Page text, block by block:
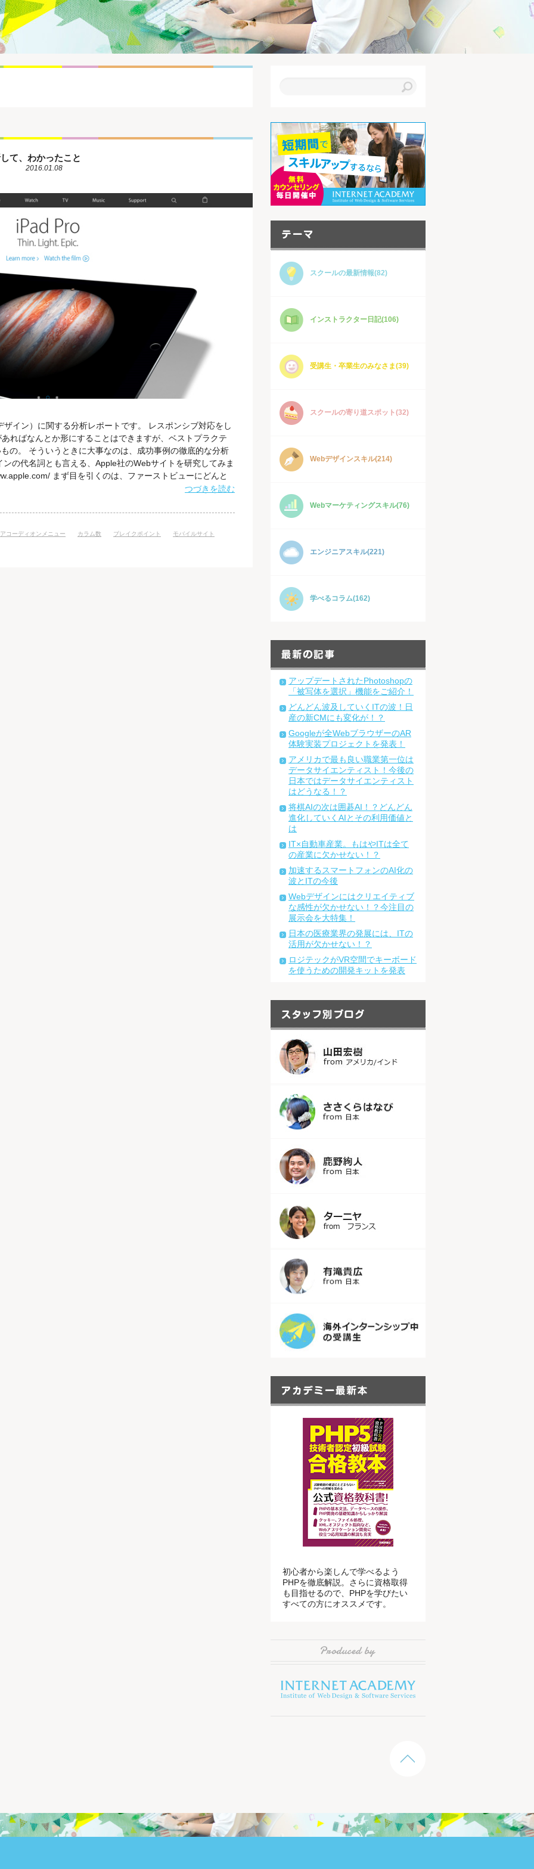
て、わかったこと
2016.01.08
イン）に関する分析レポートです。 レスポンシブ対応をし
ればなんとか形にすることはできますが、ベストプラクテ
の。 そういうときに大事なのは、成功事例の徹底的な分析
の代名詞とも言える、Apple社のWebサイトを研究してみま
まず目を引くのは、ファーストビューにどんと
るアイキャッチ画像）ですね。 それと同時に、コントラス
つづきを読む
アコーディオンメニュー カラム数 ブレイクポイント
モバイルサイト
スクールの最新情報(82)
インストラクター日記(106)
受講生・卒業生のみなさま(39)
スクールの寄り道スポット(32)
Webデザインスキル(214)
Webマーケティングスキル(76)
エンジニアスキル(221)
学べるコラム(162)
アップデートされたPhotoshopの
「被写体を選択」機能をご紹介！
どんどん波及していくITの波！日
産の新CMにも変化が！？
Googleが全WebブラウザーのAR
体験実装プロジェクトを発表！
アメリカで最も良い職業第一位は
データサイエンティスト！今後の
日本ではデータサイエンティスト
はどうなる！？
将棋AIの次は囲碁AI！？どんどん
進化していくAIとその利用価値と
は
IT×自動車産業。もはやITは全て
の産業に欠かせない！？
加速するスマートフォンのAI化の
波とITの今後
Webデザインにはクリエイティブ
な感性が欠かせない！？今注目の
展示会を大特集！
日本の医療業界の発展には、ITの
活用が欠かせない！？
ロジテックがVR空間でキーボード
を使うための開発キットを発表
初心者から楽しんで学べるよう
PHPを徹底解説。さらに資格取得
も目指せるので、PHPを学びたい
すべての方にオススメです。